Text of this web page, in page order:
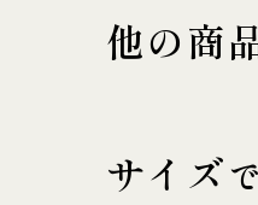
他の商
サイズ